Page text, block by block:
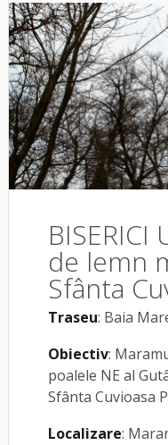
BISERICI
de lemn
Sfânta
Traseu: Baia
Obiectiv:
poalele NE al
Sfânta Cuvioasa
Localizare: